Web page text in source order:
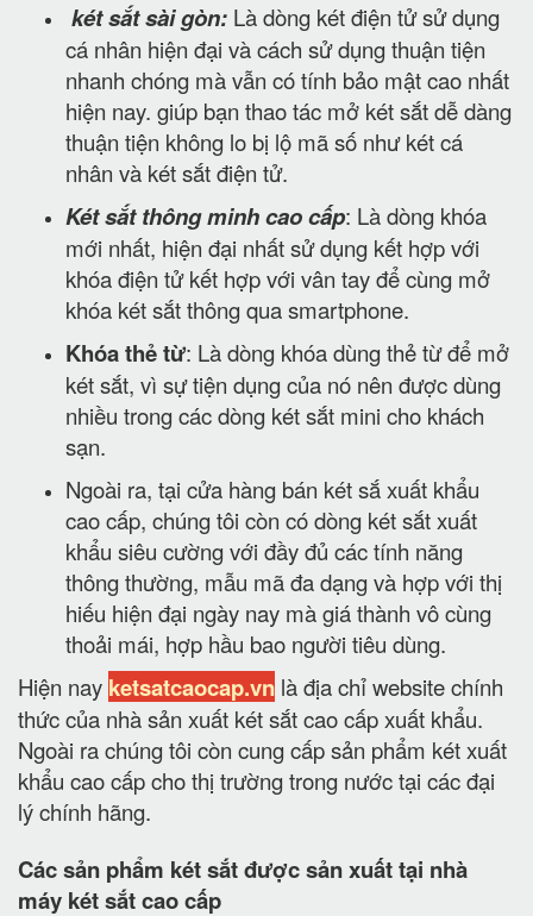
két sắt sài gòn: Là dòng két điện tử sử dụng
cá nhân hiện đại và cách sử dụng thuận tiện
nhanh chóng mà vẫn có tính bảo mật cao nhất
hiện nay. giúp bạn thao tác mở két sắt dễ dàng
thuận tiện không lo bị lộ mã số như két cá
nhân và két sắt điện tử.
Két sắt thông minh cao cấp: Là dòng khóa
mới nhất, hiện đại nhất sử dụng kết hợp với
khóa điện tử kết hợp với vân tay để cùng mở
khóa két sắt thông qua smartphone.
Khóa thẻ từ: Là dòng khóa dùng thẻ từ để mở
két sắt, vì sự tiện dụng của nó nên được dùng
nhiều trong các dòng két sắt mini cho khách
sạn.
Ngoài ra, tại cửa hàng bán két sắ xuất khẩu
cao cấp, chúng tôi còn có dòng két sắt xuất
khẩu siêu cường với đầy đủ các tính năng
thông thường, mẫu mã đa dạng và hợp với thị
hiếu hiện đại ngày nay mà giá thành vô cùng
thoải mái, hợp hầu bao người tiêu dùng.
Hiện nay ketsatcaocap.vn là địa chỉ website chính
thức của nhà sản xuất két sắt cao cấp xuất khẩu.
Ngoài ra chúng tôi còn cung cấp sản phẩm két xuất
khẩu cao cấp cho thị trường trong nước tại các đại
lý chính hãng.
Các sản phẩm két sắt được sản xuất tại nhà
máy két sắt cao cấp